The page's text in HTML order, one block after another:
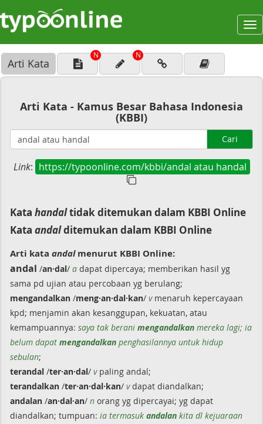
Arti Kata
N N
Arti Kata - Kamus Besar Bahasa Indonesia
(KBBI)
Cari
Link: https://typoonline.com/kbbi/andal atau handal
Kata handaltidak ditemukan dalam KBBI Online
Kata andalditemukan dalam KBBI Online
Arti kata andalmenurut KBBI Online:
andal /an·dal/ a dapat dipercaya; memberikan hasil yg
sama pd ujian atau percobaan yg berulang;
mengandalkan /meng·an·dal·kan/ vmenaruh kepercayaan
kpd; menjamin akan kesanggupan, kekuatan, atau
kemampuannya: saya tak berani mengandalkan mereka lagi; ia
belum dapat mengandalkan penghasilannya untuk hidup
sebulan;
terandal /ter·an·dal/ vpaling andal;
terandalkan /ter·an·dal·kan/ vdapat diandalkan;
andalan /an·dal·an/ n orang yg dipercayai; yg dapat
diandalkan; tumpuan: ia termasuk andalan kita dl kejuaraan